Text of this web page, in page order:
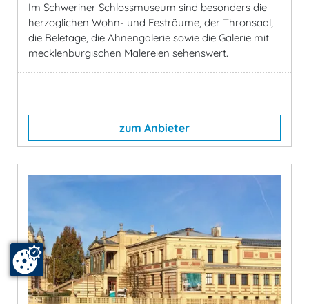
Im Schweriner Schlossmuseum sind besonders die
herzoglichen Wohn- und Festräume, der Thronsaal,
die Beletage, die Ahnengalerie sowie die Galerie mit
mecklenburgischen Malereien sehenswert.
zum Anbieter